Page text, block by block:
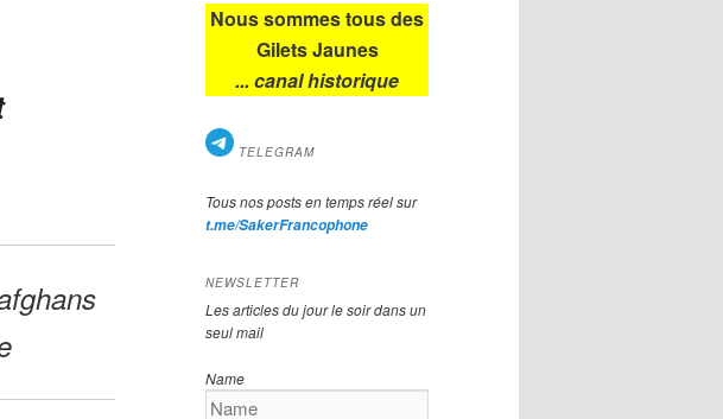
Nous sommes tous des
Gilets Jaunes
... canal historique
TELEGRAM
Tous nos posts en temps réel sur
t.me/SakerFrancophone
NEWSLETTER
Les articles du jour le soir dans un
seul mail
Name